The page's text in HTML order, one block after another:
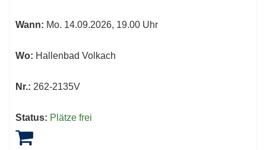
Wann: Mo. 14.09.2026, 19.00 Uhr
Wo: Hallenbad Volkach
Nr.: 262-2135V
Status: Plätze frei